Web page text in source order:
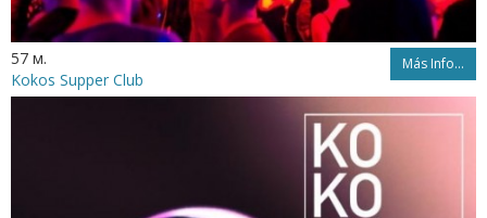
57 м. Más Info...
Kokos Supper Club